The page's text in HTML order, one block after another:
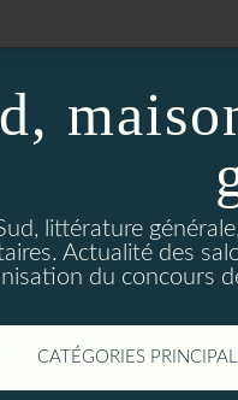
littérature
Actualité des
du concours
CATÉGORIES